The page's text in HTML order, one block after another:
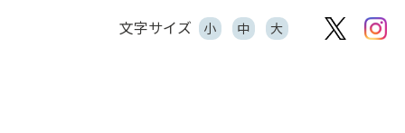
文字サイズ 小 中 大